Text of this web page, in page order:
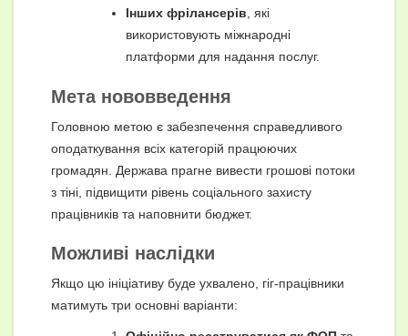
Інших фрілансерів , які
використовують міжнародні
платформи для надання послуг.
Мета нововведення
Головною метою є забезпечення справедливого
оподаткування всіх категорій працюючих
громадян. Держава прагне вивести грошові потоки
з тіні, підвищити рівень соціального захисту
працівників та наповнити бюджет.
Можливі наслідки
Якщо цю ініціативу буде ухвалено, гіг-працівники
матимуть три основні варіанти: